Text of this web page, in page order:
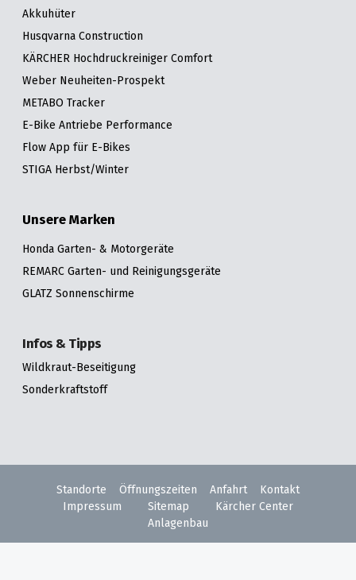
Akkuhüter
Husqvarna Construction
KÄRCHER Hochdruckreiniger Comfort
Weber Neuheiten-Prospekt
METABO Tracker
E-Bike Antriebe Performance
Flow App für E-Bikes
STIGA Herbst/Winter
Unsere Marken
Honda Garten- & Motorgeräte
REMARC Garten- und Reinigungsgeräte
GLATZ Sonnenschirme
Infos & Tipps
Wildkraut-Beseitigung
Sonderkraftstoff
Standorte Öffnungszeiten Anfahrt
Kontakt
Impressum
Sitemap
Kärcher Center
Anlagenbau